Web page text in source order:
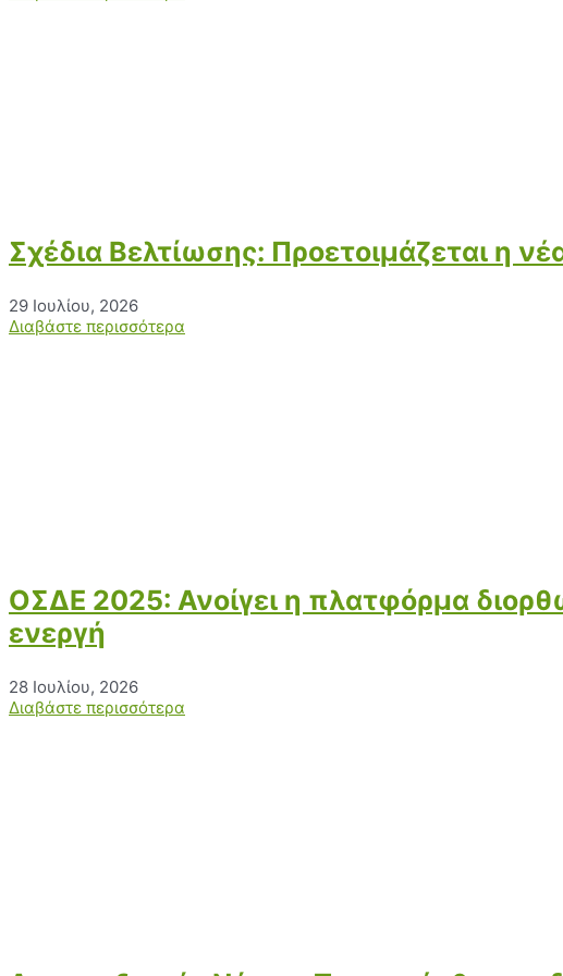
Σχέδια Βελτίωσης: Προετοιμάζεται η
29 Ιουλίου, 2026
Διαβάστε περισσότερα
ΟΣΔΕ 2025: Ανοίγει η πλατφόρμα
ενεργή
28 Ιουλίου, 2026
Διαβάστε περισσότερα